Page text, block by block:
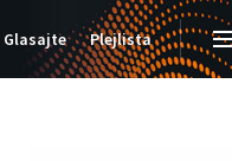
Glasajte Plejlista